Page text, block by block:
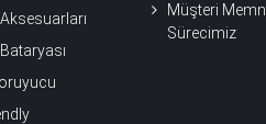
Müşteri
Sürecimiz